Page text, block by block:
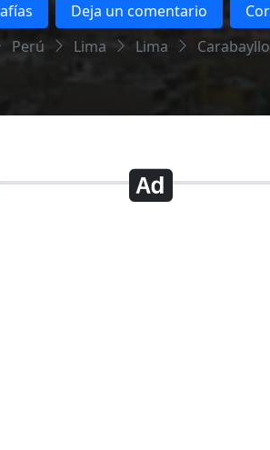
Deja un comentario
Perú Lima Lima Carabayllo